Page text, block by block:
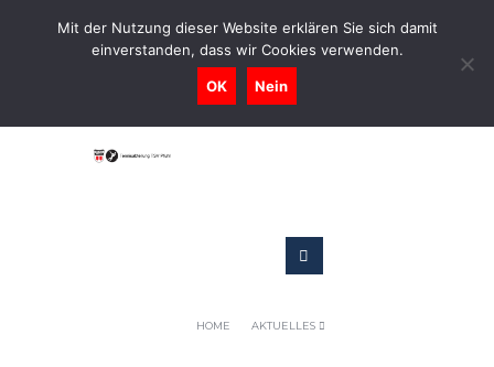
0731-9716400
Geschaeftsstelle@tennis-tsv-pfuhl.de
HOME AKTUELLES
Mit der Nutzung dieser Website erklären Sie sich damit
einverstanden, dass wir Cookies verwenden.
OK Nein